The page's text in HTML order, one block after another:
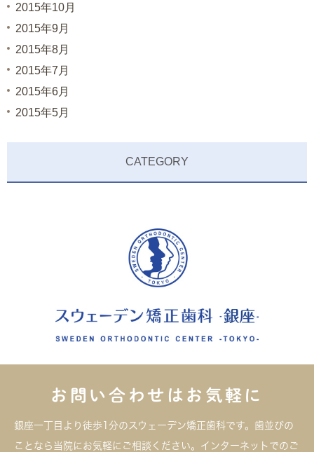
2015年10月
2015年9月
2015年8月
2015年7月
2015年6月
2015年5月
CATEGORY
お問い合わせはお気軽に
銀座一丁目より徒歩1分のスウェーデン矯正歯科です。歯並びの
ことなら当院にお気軽にご相談ください。インターネットでのご